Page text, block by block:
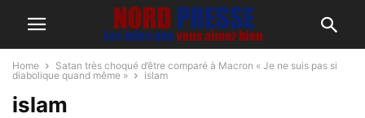
Home
Satan très choqué d’être comparé à Macron « Je ne suis pas si
diabolique quand même »
islam
islam